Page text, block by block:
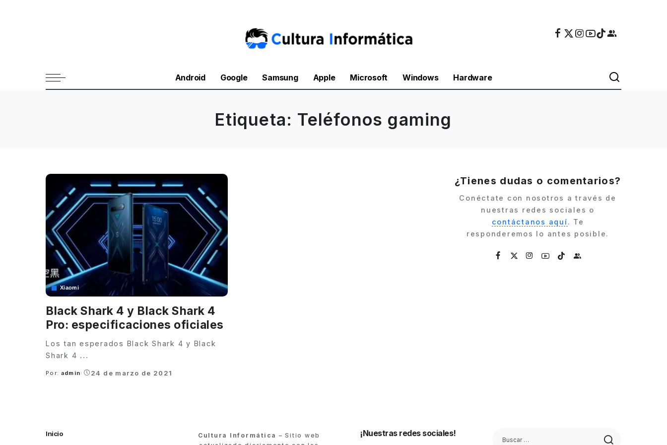
Android Google Samsung Apple Microsoft Windows Hardware
Etiqueta: Teléfonos gaming
Xiaomi
Black Shark 4 y Black Shark 4
Pro: especificaciones oficiales
Los tan esperados Black Shark 4 y Black
Shark 4 ...
Posted
Por: admin 24 de marzo de 2021
¿Tienes dudas o comentarios?
Conéctate con nosotros a través de
nuestras redes sociales o
contáctanos aquí. Te
responderemos lo antes posible.
Inicio Cultura Informática – Sitio web
¡Nuestras redes sociales!